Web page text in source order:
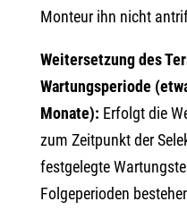
Monteur ihn nicht
Weitersetzung des
Wartungsperiode
Monate): Erfolgt die
zum Zeitpunkt der
festgelegte
Folgeperioden